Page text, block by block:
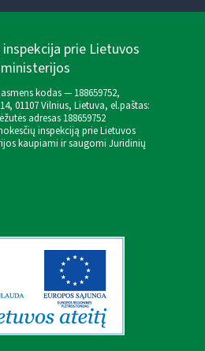
prie Lietuvos
kodas — 188659752,
01107 Vilnius, Lietuva, el.paštas:
adresas 188659752
inspekciją prie Lietuvos
kaupiami ir saugomi Juridinių